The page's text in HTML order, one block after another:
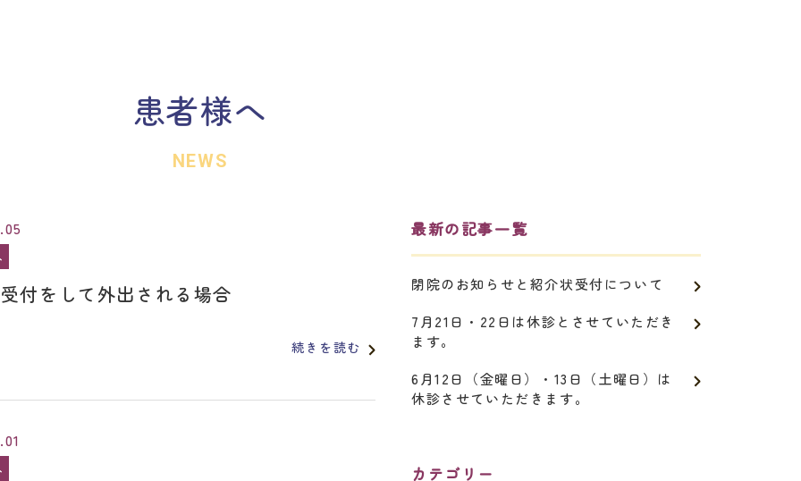
患者様へ
NEWS
付をして外出される場合
続きを読む
最新の記事一覧
閉院のお知らせと紹介状受付について
7月21日・22日は休診とさせていただき
ます。
6月12日（金曜日）・13日（土曜日）は
休診させていただきます。
カテゴリー